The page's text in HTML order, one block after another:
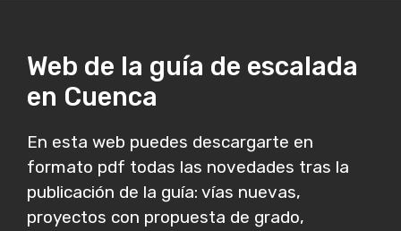
Web de la guía de escalada
en Cuenca
En esta web puedes descargarte en
formato pdf todas las novedades tras la
publicación de la guía: vías nuevas,
proyectos con propuesta de grado,